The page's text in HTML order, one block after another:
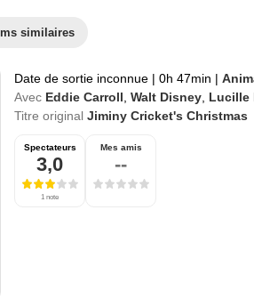
similaires
Date de sortie inconnue | 0h 47min |
Avec Eddie Carroll Walt Disney Lucille
Titre original Jiminy Cricket's Christmas
Spectateurs
3,0
1 note
Mes amis
--